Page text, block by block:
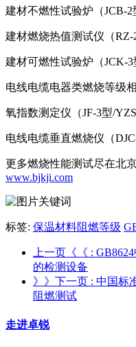
建材不燃性试验炉（JCB-2
建材燃烧热值测试仪（RZ-
建材可燃性试验炉（JCK-3
电线电缆电器类燃烧等级
氧指数测定仪（JF-3型/
电线电缆垂直燃烧仪（
更多燃烧性能测试尽在北
www.bjkji.com
标签: 保温材料阻燃等级
上一页《《 :
的检测设备
》》下一页 : 中国标
阻燃测试
走进卓锐